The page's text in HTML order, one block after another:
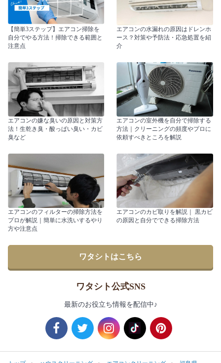
【簡単3ステップ】エアコン掃除を
自分でやる方法！掃除できる範囲と
注意点
エアコンの水漏れの原因はドレンホ
ース？対策や予防法・応急処置を紹
介
エアコンの嫌な臭いの原因と対策方
法！生乾き臭・酸っぱい臭い・カビ
臭など
エアコンの室外機を自分で掃除する
方法｜クリーニングの頻度やプロに
依頼すべきところを解説
エアコンのフィルターの掃除方法を
プロが解説｜簡単に水洗いするやり
方や注意点
エアコンのカビ取りを解説｜ 黒カビ
の原因と自分でできる掃除方法
ワタシトはこちら
ワタシト公式SNS
最新のお役立ち情報を配信中♪